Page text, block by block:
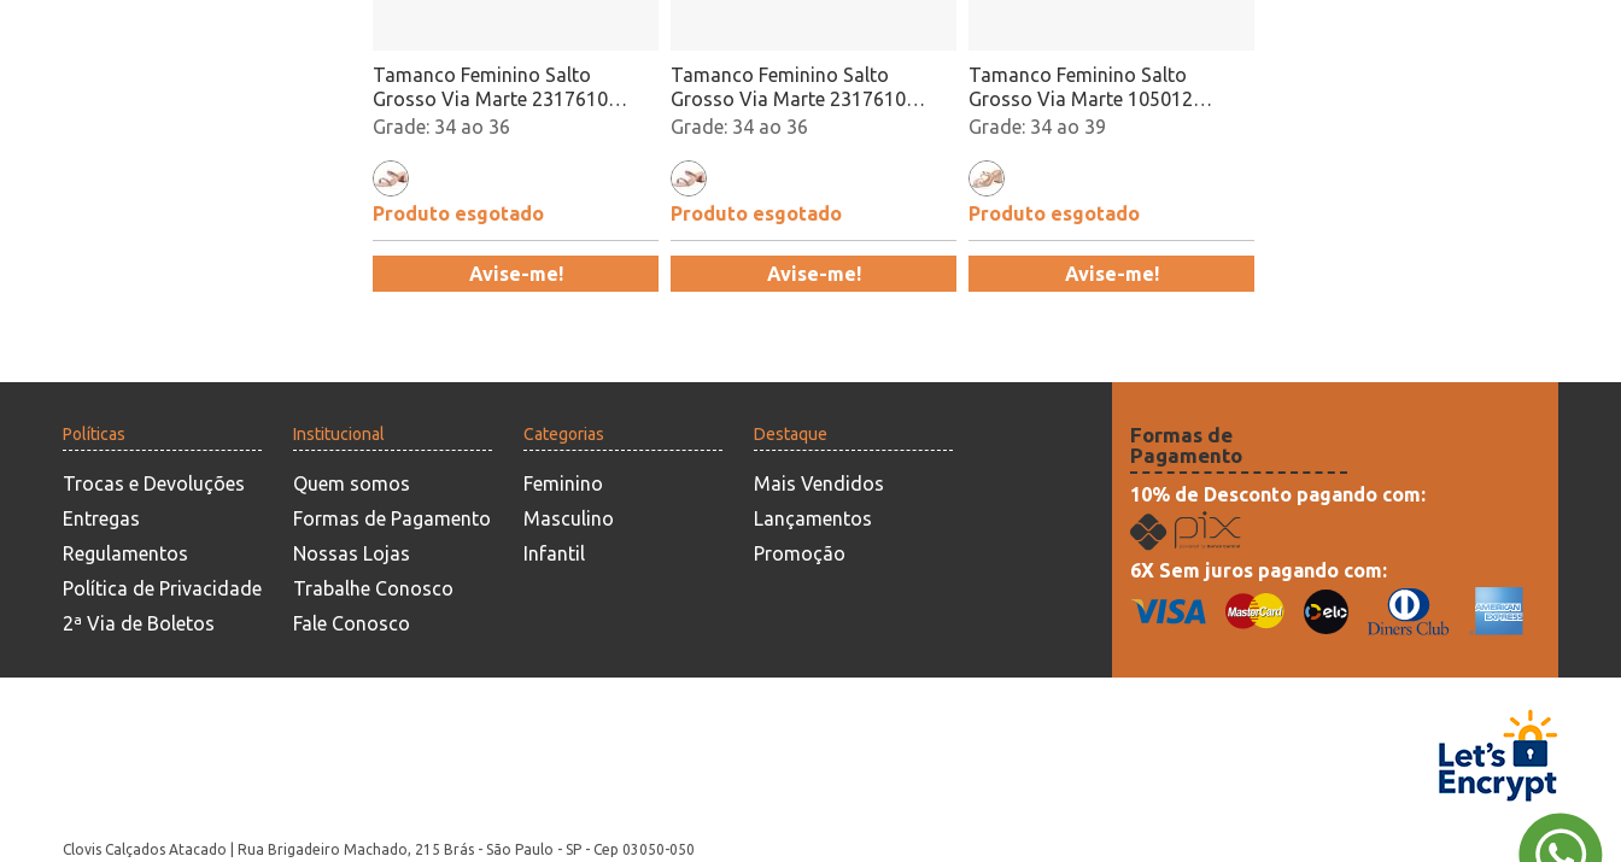
Tamanco Feminino Salto
Grosso Via Marte 2317610
Bronze Atacado
34 ao 36
Produto esgotado
Avise-me!
Tamanco Feminino Salto
Grosso Via Marte 2317610
Bronze Atacado
34 ao 36
Produto esgotado
Avise-me!
Tamanco Feminino Salto
Grosso Via Marte 105012
Bronze Atacado
34 ao 39
Produto esgotado
Avise-me!
Políticas
Trocas e Devoluções
Entregas
Regulamentos
Política de Privacidade
2ª Via de Boletos
Institucional
Quem somos
Formas de Pagamento
Nossas Lojas
Trabalhe Conosco
Fale Conosco
Categorias
Feminino
Masculino
Infantil
Destaque
Mais Vendidos
Lançamentos
Promoção
Formas de
Pagamento
10% de Desconto pagando com:
6X Sem juros pagando com:
Clovis Calçados Atacado | Rua Brigadeiro Machado, 215 Brás - São Paulo - SP - Cep 03050-050